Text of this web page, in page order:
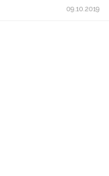
09.10.2019